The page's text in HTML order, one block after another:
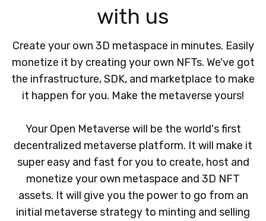
with us
Create your own 3D metaspace in minutes. Easily
monetize it by creating your own NFTs. We've got
the infrastructure, SDK, and marketplace to make
it happen for you. Make the metaverse yours!
Your Open Metaverse will be the world's first
decentralized metaverse platform. It will make it
super easy and fast for you to create, host and
monetize your own metaspace and 3D NFT
assets. It will give you the power to go from an
initial metaverse strategy to minting and selling